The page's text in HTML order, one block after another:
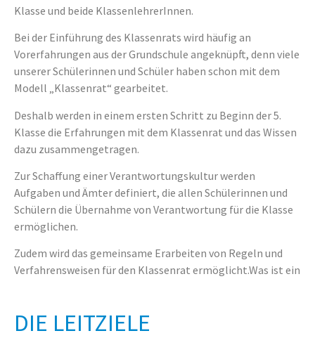
Klasse und beide KlassenlehrerInnen.
Bei der Einführung des Klassenrats wird häufig an
Vorerfahrungen aus der Grundschule angeknüpft, denn viele
unserer Schülerinnen und Schüler haben schon mit dem
Modell „Klassenrat“ gearbeitet.
Deshalb werden in einem ersten Schritt zu Beginn der 5.
Klasse die Erfahrungen mit dem Klassenrat und das Wissen
dazu zusammengetragen.
Zur Schaffung einer Verantwortungskultur werden
Aufgaben und Ämter definiert, die allen Schülerinnen und
Schülern die Übernahme von Verantwortung für die Klasse
ermöglichen.
Zudem wird das gemeinsame Erarbeiten von Regeln und
Verfahrensweisen für den Klassenrat ermöglicht.Was ist ein
DIE LEITZIELE